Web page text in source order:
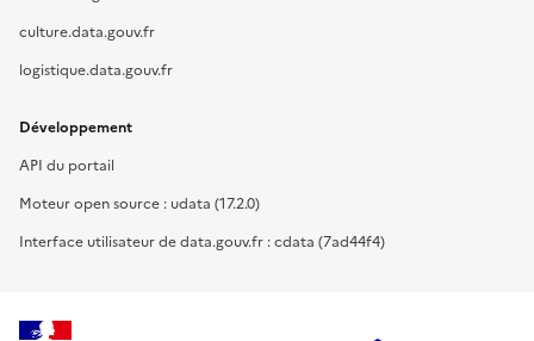
culture.data.gouv.fr
logistique.data.gouv.fr
Développement
API du portail
Moteur open source : udata (17.2.0)
Interface utilisateur de data.gouv.fr : cdata (7ad44f4)